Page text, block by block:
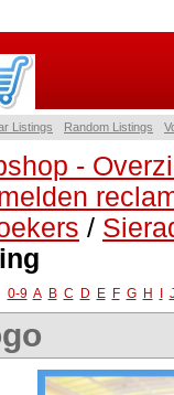
Listings Random Listings
-
/
0-9 A B C D E F G H